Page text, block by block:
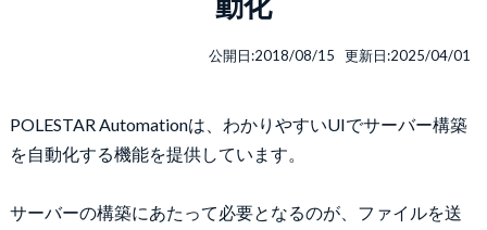
公開日:2018/08/15 更新日:2025/04/01
POLESTAR Automationは、わかりやすいUIでサーバー構築
を自動化する機能を提供しています。
サーバーの構築にあたって必要となるのが、ファイルを送